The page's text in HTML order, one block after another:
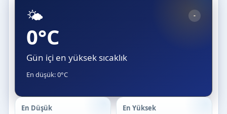
🌤️ -
0°C
Gün içi en yüksek sıcaklık
En düşük: 0°C
En Düşük En Yüksek